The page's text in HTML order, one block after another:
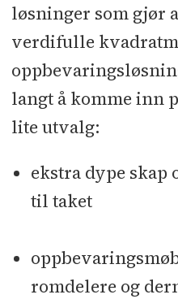
løsninger som gjør
verdifulle
langt å komme inn
lite utvalg:
ekstra dype skap
til taket
romdelere og